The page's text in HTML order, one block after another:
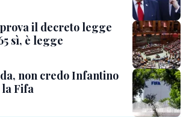
il decreto legge
sì, è legge
non credo Infantino
Fifa